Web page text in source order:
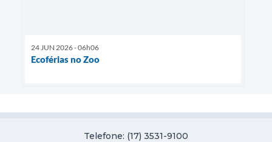
24 JUN 2026 - 06h06
Ecoférias no Zoo
Telefone: (17) 3531-9100